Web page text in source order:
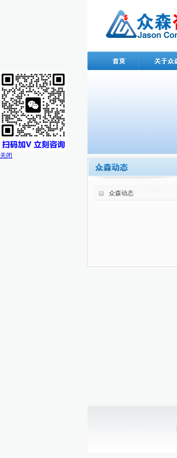
众森动态
关闭